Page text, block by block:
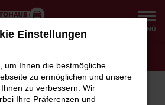
MENÜ
Einstellungen
um Ihnen die bestmögliche
zu ermöglichen und unsere
zu verbessern. Wir
Ihre Präferenzen und